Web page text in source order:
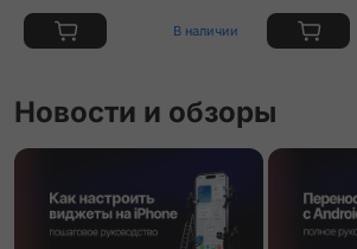
В наличии
Новости и обзоры